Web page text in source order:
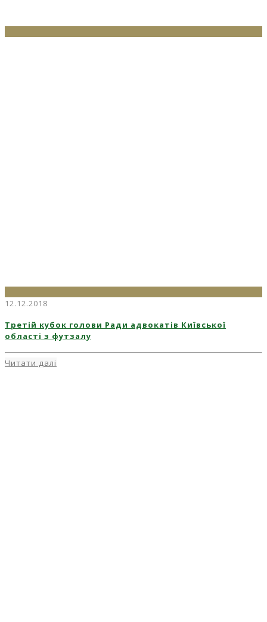
12.12.2018
Третій кубок голови Ради адвокатів Київської
області з футзалу
Читати далі